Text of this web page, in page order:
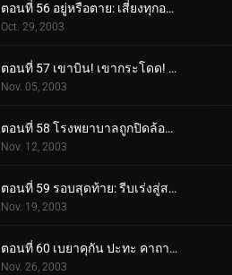
ตอนที่ 56 อยู่หรือตาย: เสี่ยงทุกอย่างเพื่อชนะทุกสิ่ง!
Oct. 29, 2003
ตอนที่ 57 เขาบิน! เขากระโดด! เขาซุ่มซ่อน! หัวหน้าคางคกปรากฏตัว!
Nov. 05, 2003
ตอนที่ 58 โรงพยาบาลถูกปิดล้อม: มือปีศาจถูกเปิดเผย!
Nov. 12, 2003
ตอนที่ 59 รอบสุดท้าย: รีบเร่งสู่สนามประลอง!
Nov. 19, 2003
ตอนที่ 60 เบยาคุกัน ปะทะ คาถาโคลนเงา!
Nov. 26, 2003